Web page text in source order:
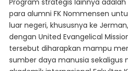
Program strategis lainnya
para alumni FK Nommensen
luar negeri, khususnya ke
dengan United Evangelical
tersebut diharapkan mampu
sumber daya manusia sekaligus